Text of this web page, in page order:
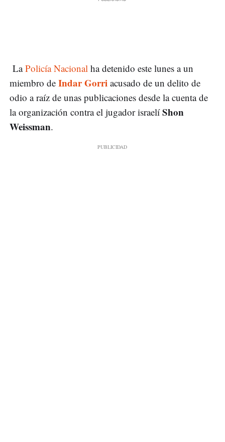
LaPolicía Nacional ha detenido este lunes a un
miembro de Indar Gorri acusado de un delito de
odio a raíz de unas publicaciones desde la cuenta de
la organización contra el jugador israelíShon
Weissman.